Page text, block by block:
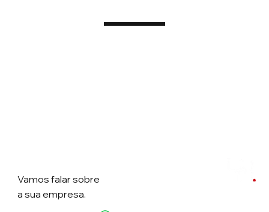
Vamos falarsobre
a sua empresa.